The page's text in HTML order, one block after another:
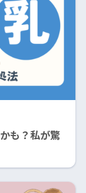
も？私が驚